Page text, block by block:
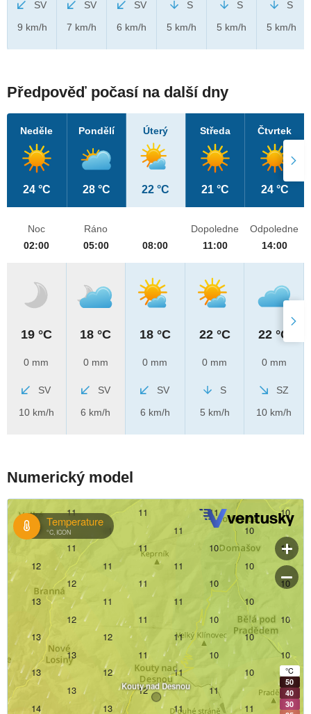
SV
9 km/h
SV
7 km/h
SV
6 km/h
S
5 km/h
S
5 km/h
S
5 km/h
Předpověď počasí na další dny
Neděle
24 °C
Pondělí
28 °C
Úterý
22 °C
Středa
21 °C
Čtvrtek
24 °C
Noc
02:00
19 °C
0 mm
SV
10 km/h
Ráno
05:00
18 °C
0 mm
SV
6 km/h
08:00
18 °C
0 mm
SV
6 km/h
Dopoledne
11:00
22 °C
0 mm
S
5 km/h
Odpoledne
14:00
22 °C
0 mm
SZ
10 km/h
Numerický model